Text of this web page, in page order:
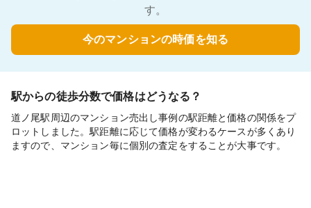
す。
今のマンションの時価を知る
駅からの徒歩分数で価格はどうなる？
道ノ尾駅周辺のマンション売出し事例の駅距離と価格の関係をプ
ロットしました。駅距離に応じて価格が変わるケースが多くあり
ますので、マンション毎に個別の査定をすることが大事です。